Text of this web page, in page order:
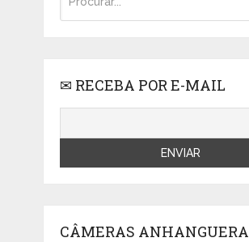
✉ RECEBA POR E-MAIL
CÂMERAS ANHANGUERA